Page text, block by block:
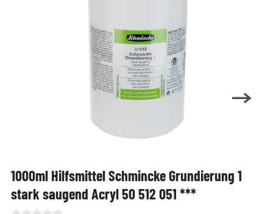
1000ml Hilfsmittel Schmincke Grundierung 1
stark saugend Acryl 50 512 051 ***